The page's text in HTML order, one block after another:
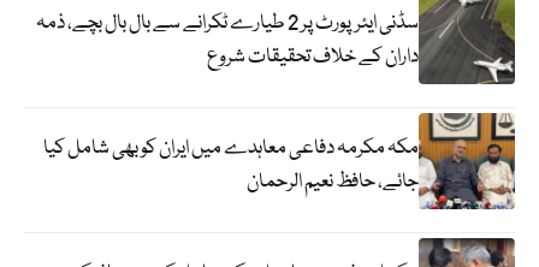
سڈنی ایئرپورٹ پر 2 طیارے ٹکرانے سے بال بال بچے، ذمہ
داران کے خلاف تحقیقات شروع
مکہ مکرمہ دفاعی معاہدے میں ایران کو بھی شامل کیا
جائے، حافظ نعیم الرحمان